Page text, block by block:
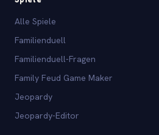
Alle Spiele
Familienduell
Familienduell-Fragen
Family Feud Game Maker
Jeopardy
Jeopardy-Editor